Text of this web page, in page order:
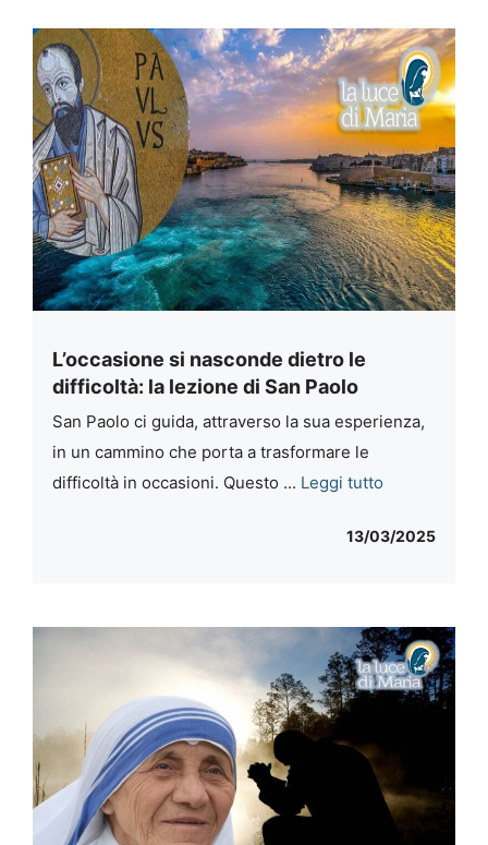
L’occasione si nasconde dietro le
difficoltà: la lezione di San Paolo
San Paolo ci guida, attraverso la sua esperienza,
in un cammino che porta a trasformare le
difficoltà in occasioni. Questo ... Leggi tutto
13/03/2025